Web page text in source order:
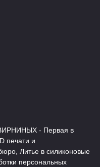
- Первая в
печати и
Литье в силиконовые
персональных